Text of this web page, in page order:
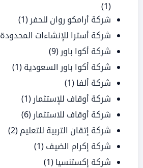
(1)
شركة أرامكو روان للحفر (1)
شركة أسترا للإنشاءات المحدودة
شركة أكوا باور (9)
شركة أكوا باور السعودية (1)
شركة ألفا (1)
شركة أوقاف للإستثمار (1)
شركة أوقاف للاستثمار (6)
شركة إتقان التربية للتعليم (2)
شركة إكرام الضيف (1)
شركة إكستنسيا (1)